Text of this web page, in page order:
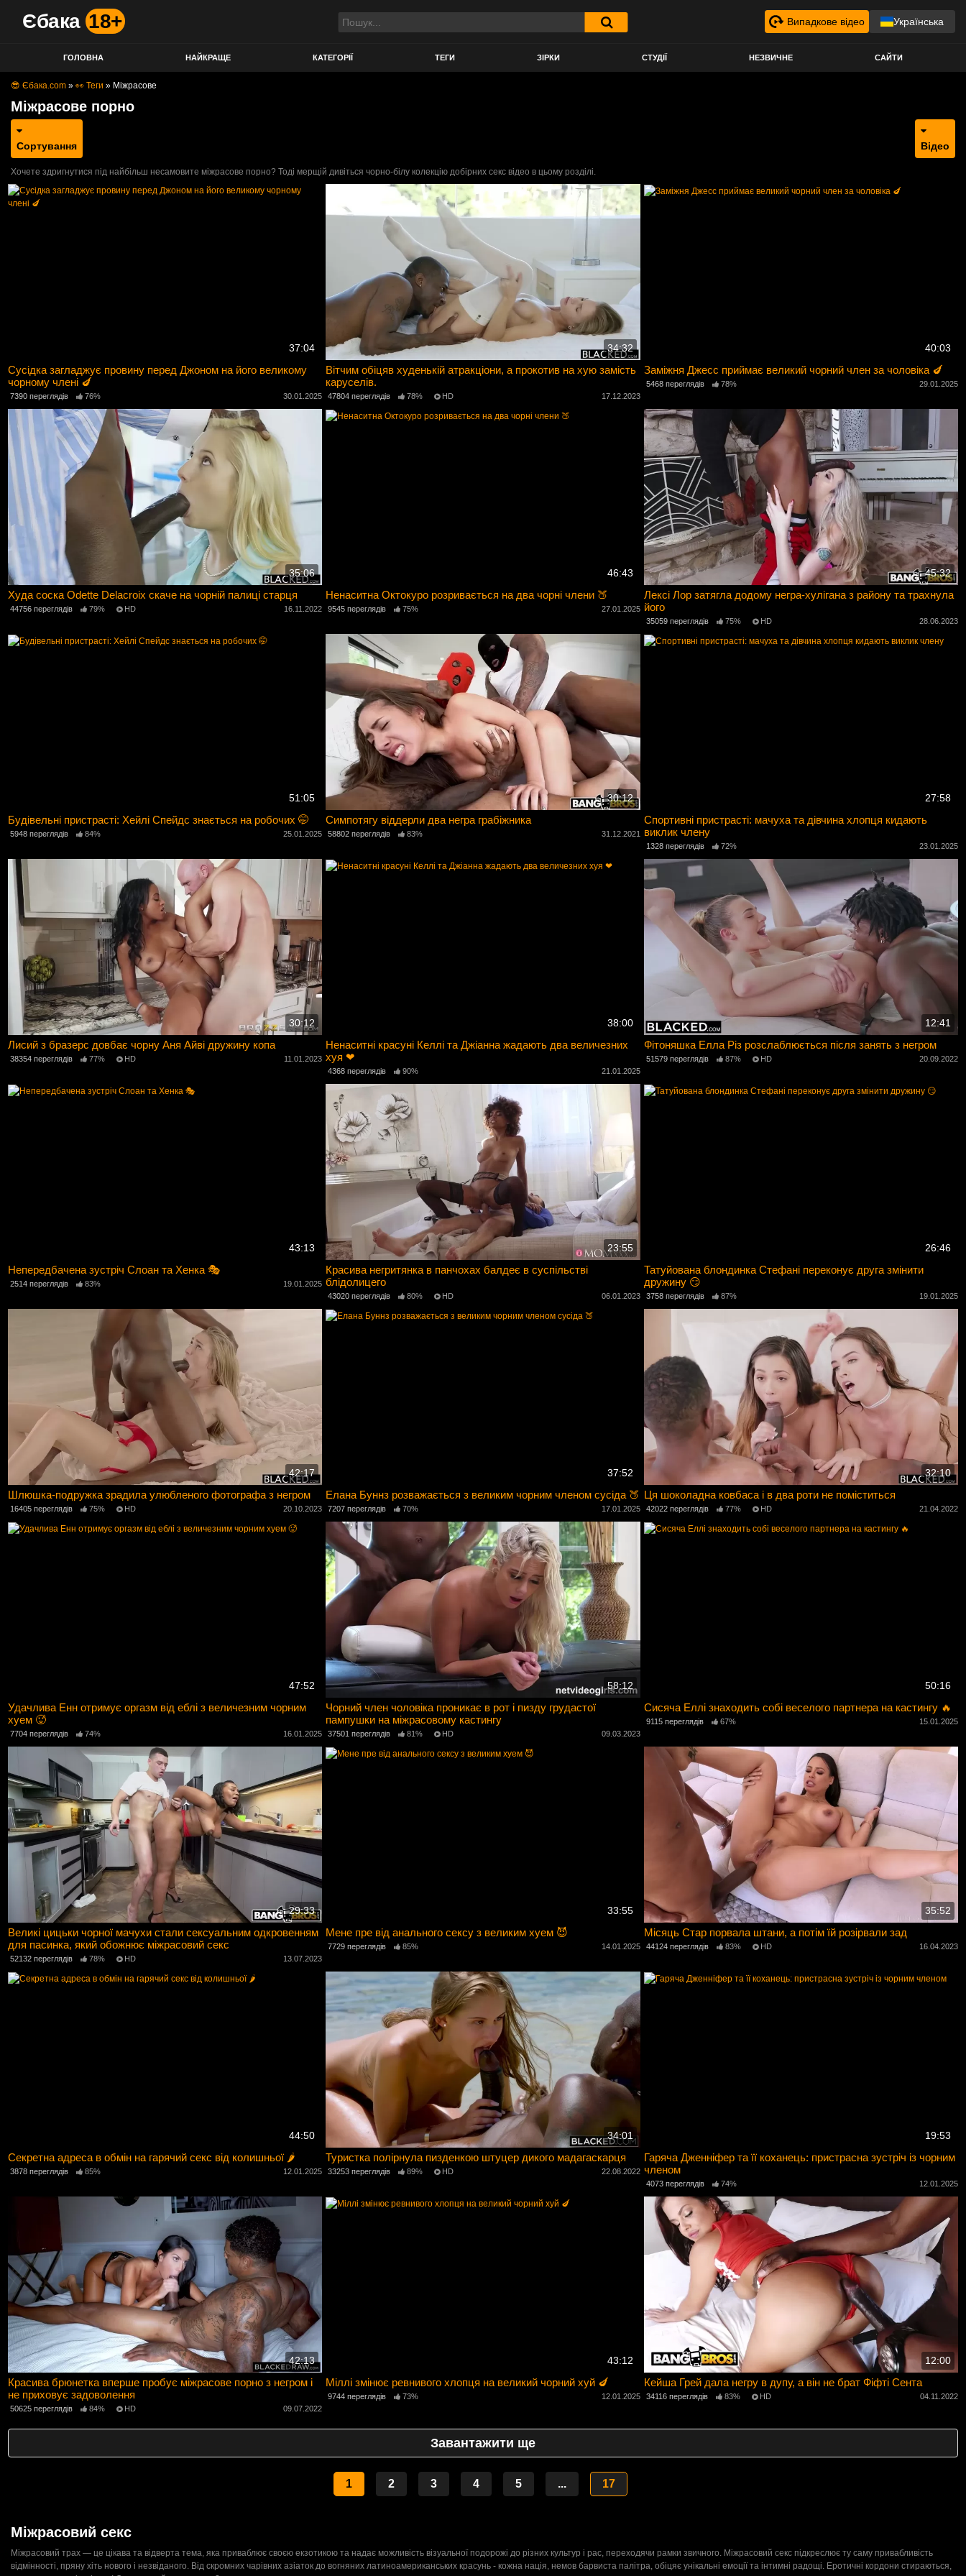
Єбака 18+ Випадкове відео Українська
ГОЛОВНА НАЙКРАЩЕ КАТЕГОРІЇ ТЕГИ ЗІРКИ СТУДІЇ НЕЗВИЧНЕ САЙТИ
😎 Єбака.com » 👀 Теги » Міжрасове
Міжрасове порно
Сортування Відео
Хочете здригнутися під найбільш несамовите міжрасове порно? Тоді мерщій дивіться чорно-білу колекцію добірних секс відео в цьому розділі.
37:04
Сусідка загладжує провину перед Джоном на його великому
чорному члені 🍆
7390 переглядів 76% 30.01.2025
34:32
Вітчим обіцяв худенькій атракціони, а прокотив на хую замість
каруселів.
47804 переглядів 78% HD 17.12.2023
40:03
Заміжня Джесс приймає великий чорний член за чоловіка 🍆
5468 переглядів 78% 29.01.2025
35:06
Худа соска Odette Delacroix скаче на чорній палиці старця
44756 переглядів 79% HD 16.11.2022
46:43
Ненаситна Октокуро розривається на два чорні члени 🍑
9545 переглядів 75% 27.01.2025
45:32
Лексі Лор затягла додому негра-хулігана з району та трахнула
його
35059 переглядів 75% HD 28.06.2023
51:05
Будівельні пристрасті: Хейлі Спейдс знається на робочих 🤭
5948 переглядів 84% 25.01.2025
30:12
Симпотягу віддерли два негра грабіжника
58802 переглядів 83% 31.12.2021
27:58
Спортивні пристрасті: мачуха та дівчина хлопця кидають
виклик члену
1328 переглядів 72% 23.01.2025
30:12
Лисий з бразерс довбає чорну Аня Айві дружину копа
38354 переглядів 77% HD 11.01.2023
38:00
Ненаситні красуні Келлі та Джіанна жадають два величезних
хуя ❤
4368 переглядів 90% 21.01.2025
12:41
Фітоняшка Елла Різ розслаблюється після занять з негром
51579 переглядів 87% HD 20.09.2022
43:13
Непередбачена зустріч Слоан та Хенка 🎭
2514 переглядів 83% 19.01.2025
23:55
Красива негритянка в панчохах балдеє в суспільстві
блідолицего
43020 переглядів 80% HD 06.01.2023
26:46
Татуйована блондинка Стефані переконує друга змінити
дружину 😏
3758 переглядів 87% 19.01.2025
42:17
Шлюшка-подружка зрадила улюбленого фотографа з негром
16405 переглядів 75% HD 20.10.2023
37:52
Елана Буннз розважається з великим чорним членом сусіда 🍑
7207 переглядів 70% 17.01.2025
32:10
Ця шоколадна ковбаса і в два роти не поміститься
42022 переглядів 77% HD 21.04.2022
47:52
Удачлива Енн отримує оргазм від еблі з величезним чорним
хуем 🥵
7704 переглядів 74% 16.01.2025
58:12
Чорний член чоловіка проникає в рот і пизду грудастої
пампушки на міжрасовому кастингу
37501 переглядів 81% HD 09.03.2023
50:16
Сисяча Еллі знаходить собі веселого партнера на кастингу 🔥
9115 переглядів 67% 15.01.2025
29:33
Великі цицьки чорної мачухи стали сексуальним одкровенням
для пасинка, який обожнює міжрасовий секс
52132 переглядів 78% HD 13.07.2023
33:55
Мене пре від анального сексу з великим хуем 😈
7729 переглядів 85% 14.01.2025
35:52
Місяць Стар порвала штани, а потім їй розірвали зад
44124 переглядів 83% HD 16.04.2023
44:50
Секретна адреса в обмін на гарячий секс від колишньої 🌶️
3878 переглядів 85% 12.01.2025
34:01
Туристка полірнула пизденкою штуцер дикого мадагаскарця
33253 переглядів 89% HD 22.08.2022
19:53
Гаряча Дженніфер та її коханець: пристрасна зустріч із чорним
членом
4073 переглядів 74% 12.01.2025
42:13
Красива брюнетка вперше пробує міжрасове порно з негром і
не приховує задоволення
50625 переглядів 84% HD 09.07.2022
43:12
Міллі змінює ревнивого хлопця на великий чорний хуй 🍆
9744 переглядів 73% 12.01.2025
12:00
Кейша Грей дала негру в дупу, а він не брат Фіфті Сента
34116 переглядів 83% HD 04.11.2022
Завантажити ще
1 2 3 4 5 ... 17
Міжрасовий секс
Міжрасовий трах — це цікава та відверта тема, яка приваблює своєю екзотикою та надає можливість візуальної подорожі до різних культур і рас, переходячи рамки звичного. Міжрасовий секс підкреслює ту саму привабливість
відмінності, пряну хіть нового і незвіданого. Від скромних чарівних азіаток до вогняних латиноамериканських красунь - кожна нація, немов барвиста палітра, обіцяє унікальні емоції та інтимні радощі. Еротичні кордони стираються,